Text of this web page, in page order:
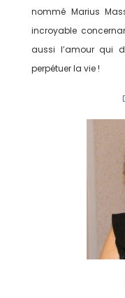
nommé Marius
incroyable
aussi l’amour qui
perpétuer la vie !